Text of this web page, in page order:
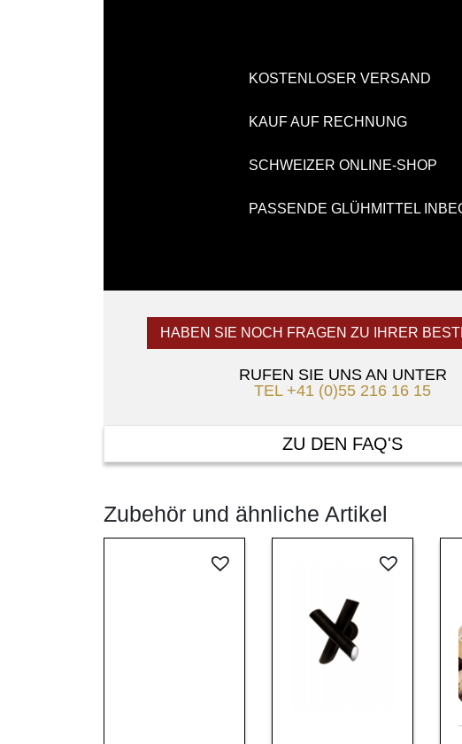
KOSTENLOSER VERSAND
KAUF AUF RECHNUNG
SCHWEIZER ONLINE-SHOP
PASSENDE GLÜHMITTEL
HABEN SIE NOCH FRAGEN ZU IHRER
RUFEN SIE UNS AN UNTER
TEL +41 (0)55 216 16 15
ZU DEN FAQ'S
Zubehör und ähnliche Artikel